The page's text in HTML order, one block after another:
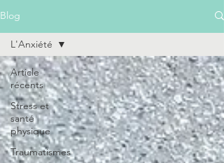
Blog
Article
récents
Stress et
santé
physique
Traumatismes
L'Anxiété